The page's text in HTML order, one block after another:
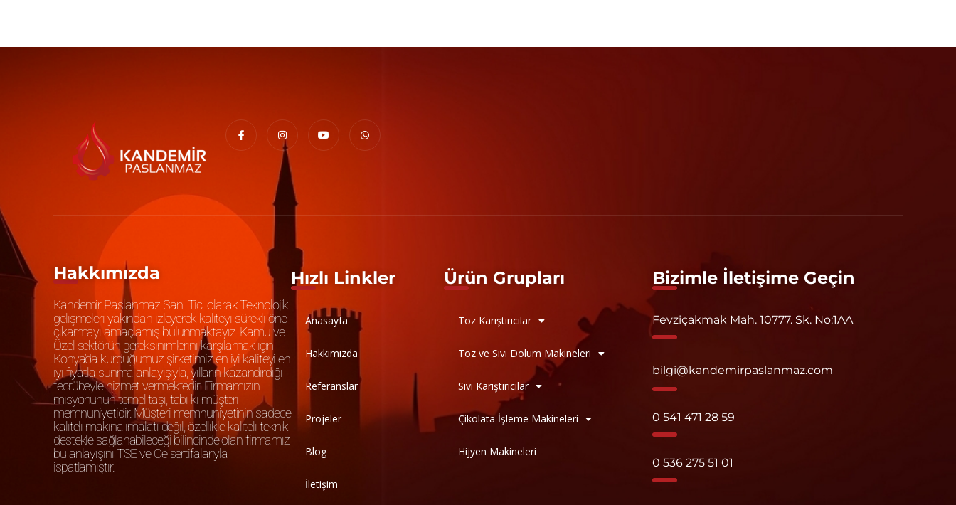
Hakkımızda
Kandemir Paslanmaz San. Tic. olarak Teknolojik
gelişmeleri yakından izleyerek kaliteyi sürekli öne
çıkarmayı amaçlamış bulunmaktayız. Kamu ve
Özel sektörün gereksinimlerini karşılamak için
Konya’da kurduğumuz şirketimiz en iyi kaliteyi en
iyi fiyatla sunma anlayışıyla, yılların kazandırdığı
tecrübeyle hizmet vermektedir. Firmamızın
misyonunun temel taşı, tabi ki müşteri
memnuniyetidir. Müşteri memnuniyetinin sadece
kaliteli makina imalatı değil, özellikle kaliteli teknik
destekle sağlanabileceği bilincinde olan firmamız
bu anlayışını TSE ve Ce sertifalarıyla
ispatlamıştır.
Hızlı Linkler
Anasayfa
Hakkımızda
Referanslar
Projeler
Blog
İletişim
Ürün Grupları
Toz Karıştırıcılar
Toz ve Sıvı Dolum Makineleri
Sıvı Karıştırıcılar
Çikolata İşleme Makineleri
Hijyen Makineleri
Bizimle İletişime Geçin
Fevziçakmak Mah. 10777. Sk. No:1AA
bilgi@kandemirpaslanmaz.com
0 541 471 28 59
0 536 275 51 01